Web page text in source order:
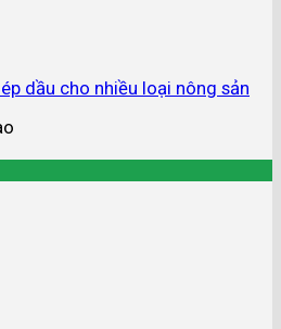
dầu cho nhiều loại nông sản